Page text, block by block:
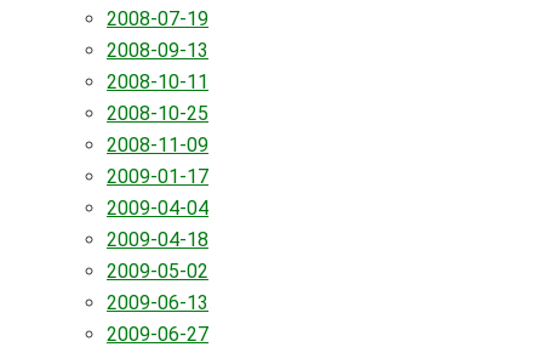
2008-07-19
2008-09-13
2008-10-11
2008-10-25
2008-11-09
2009-01-17
2009-04-04
2009-04-18
2009-05-02
2009-06-13
2009-06-27